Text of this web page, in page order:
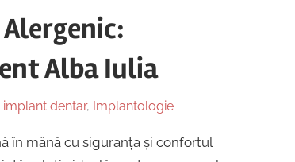
Alba Iulia
implant dentar, Implantologie
în mână cu siguranța și confortul